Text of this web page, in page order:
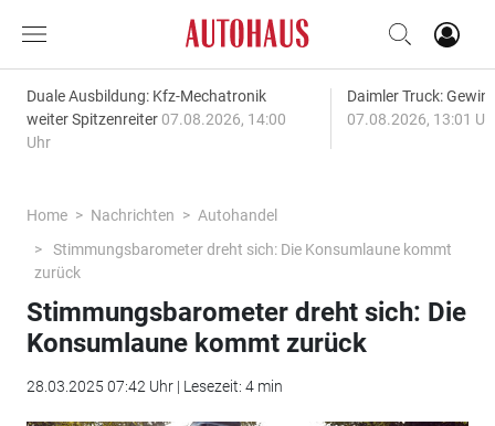
Duale Ausbildung: Kfz-Mechatronik
weiter Spitzenreiter 07.08.2026, 14:00
Uhr
Daimler Truck:
07.08.2026, 13:01
Home Nachrichten
Autohandel
Stimmungsbarometer dreht sich: Die Konsumlaune kommt
zurück
Stimmungsbarometer dreht sich: Die
Konsumlaune kommt zurück
28.03.2025 07:42 Uhr | Lesezeit: 4 min